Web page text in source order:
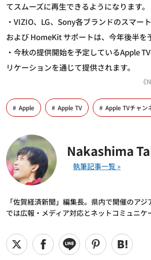
てスムーズに再生できるようになります。
・VIZIO、LG、Sony各ブランドのスマー
および HomeKit サポートは、今年後半を
・今秋の提供開始を予定しているApple
リケーションを通じて提供されます。
Apple Apple TV Apple TVチャン
Nakashima
「佐賀経済新聞」編集長。県内で開催のア
では広報・メディア対応とネットコミュニケ